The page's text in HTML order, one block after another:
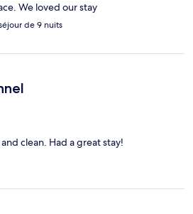
We loved our stay
séjour de 9 nuits
clean. Had a great stay!